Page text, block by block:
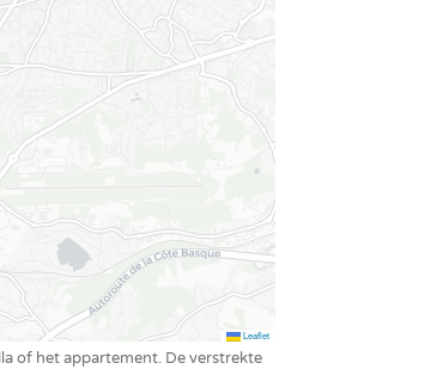
Leaflet
of het appartement. De verstrekte